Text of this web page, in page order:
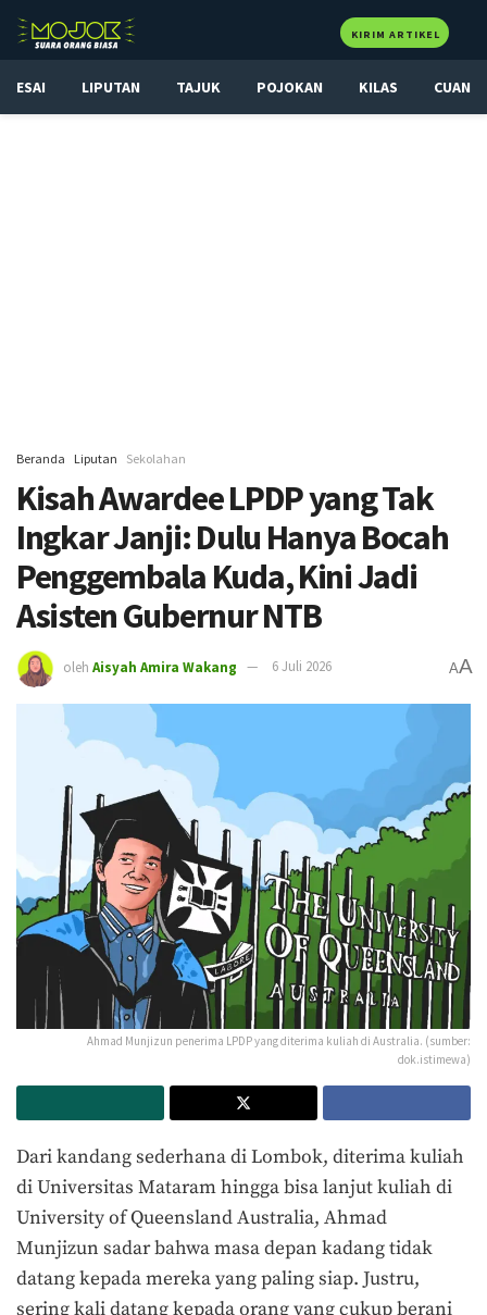
KIRIM ARTIKEL
ESAI LIPUTAN TAJUK POJOKAN KILAS CUAN
Beranda Liputan Sekolahan
Kisah Awardee LPDP yang Tak
Ingkar Janji: Dulu Hanya Bocah
Penggembala Kuda, Kini Jadi
Asisten Gubernur NTB
oleh Aisyah Amira Wakang 6 Juli 2026 AA
Ahmad Munjizun penerima LPDP yang diterima kuliah di Australia. (sumber:
dok.istimewa)
Dari kandang sederhana di Lombok, diterima kuliah
di Universitas Mataram hingga bisa lanjut kuliah di
University of Queensland Australia, Ahmad
Munjizun sadar bahwa masa depan kadang tidak
datang kepada mereka yang paling siap. Justru,
sering kali datang kepada orang yang cukup berani